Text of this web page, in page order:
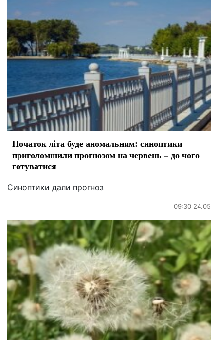
Початок літа буде аномальним: синоптики
приголомшили прогнозом на червень – до чого
готуватися
Синоптики дали прогноз
09:30 24.05